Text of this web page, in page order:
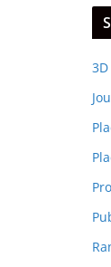
3D